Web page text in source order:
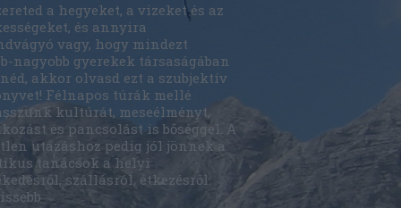
a hegyeket, a vizeket és az
és annyira
vagy, hogy mindezt
nagyobb gyerekek társaságában
akkor olvasd ezt a szubjektív
Félnapos túrák mellé
kultúrát, meseélményt,
és pancsolást is bőséggel. A
utazáshoz pedig jól jönnek a
tanácsok a helyi
szállásról, étkezésről.